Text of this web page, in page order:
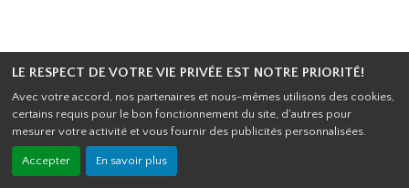
LE RESPECT DE VOTRE VIE PRIVÉE EST NOTRE PRIORITÉ!
Avec votre accord, nos partenaires et nous-mêmes utilisons des cookies,
certains requis pour le bon fonctionnement du site, d'autres pour
mesurer votre activité et vous fournir des publicités personnalisées.
Accepter En savoir plus